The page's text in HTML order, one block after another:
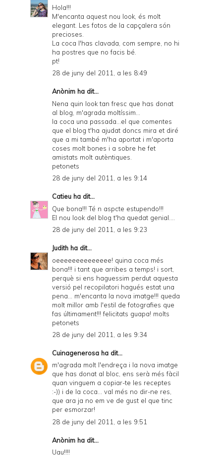
Hola!!!
M'encanta aquest nou look, és molt
elegant. Les fotos de la capçalera són
precioses.
La coca l'has clavada, com sempre, no hi
ha postres que no facis bé.
pt!
28 de juny del 2011, a les 8:49
Anònim ha dit...
Nena quin look tan fresc que has donat
al blog, m'agrada moltíssim...
la coca una passada...el que comentes
que el blog t'ha ajudat doncs mira et diré
que a mi també m'ha aportat i m'aporta
coses molt bones i a sobre he fet
amistats molt autèntiques.
petonets
28 de juny del 2011, a les 9:14
Catieu ha dit...
Que bona!!! Té n aspcte estupendo!!!
El nou look del blog t'ha quedat genial....
28 de juny del 2011, a les 9:23
Judith ha dit...
oeeeeeeeeeeeeee! quina coca més
bona!!! i tant que arribes a temps! i sort,
perquè si ens haguessim perdut aquesta
versió pel recopilatori hagués estat una
pena... m'encanta la nova imatge!!! queda
molt millor amb l'estil de fotografies que
fas últimament!!! felicitats guapa! molts
petonets
28 de juny del 2011, a les 9:34
Cuinagenerosa ha dit...
m'agrada molt l'endreça i la nova imatge
que has donat al bloc, ens serà més fàcil
quan vinguem a copiar-te les receptes
:-)) i de la coca... val més no dir-ne res,
que ara ja no em ve de gust el que tinc
per esmorzar!
28 de juny del 2011, a les 9:51
Anònim ha dit...
Uau!!!!